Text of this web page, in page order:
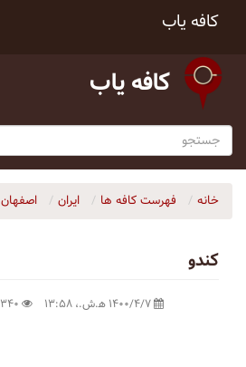
کافه یاب
کافه یاب
خانه فهرست کافه ها ایران اصفهان
كندو